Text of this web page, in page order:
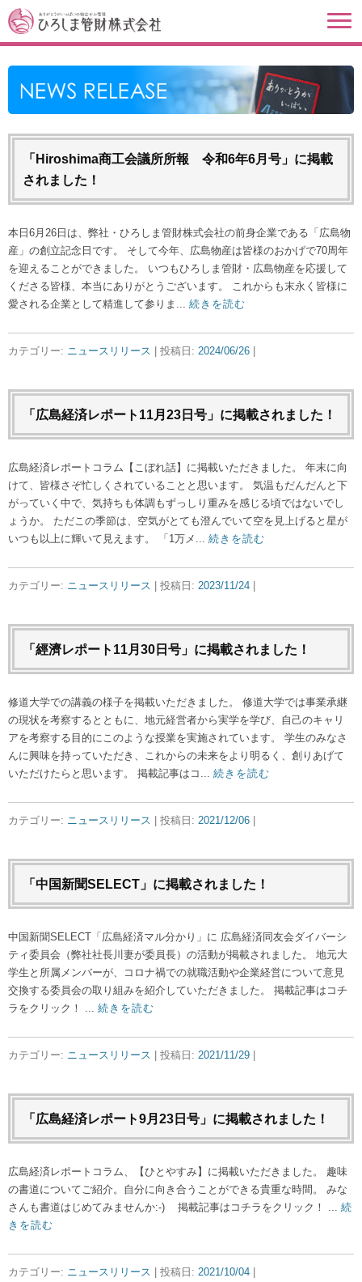
「Hiroshima商工会議所所報 令和6年6月号」に掲載
されました！
本日6月26日は、弊社・ひろしま管財株式会社の前身企業である「広島物
産」の創立記念日です。 そして今年、広島物産は皆様のおかげで70周年
を迎えることができました。 いつもひろしま管財・広島物産を応援して
くださる皆様、本当にありがとうございます。 これからも末永く皆様に
愛される企業として精進して参りま... 続きを読む
カテゴリー: ニュースリリース | 投稿日: 2024/06/26
「広島経済レポート11月23日号」に掲載されました！
広島経済レポートコラム【こぼれ話】に掲載いただきました。 年末に向
けて、皆様さぞ忙しくされていることと思います。 気温もだんだんと下
がっていく中で、気持ちも体調もずっしり重みを感じる頃ではないでし
ょうか。 ただこの季節は、空気がとても澄んでいて空を見上げると星が
いつも以上に輝いて見えます。 「1万メ... 続きを読む
カテゴリー: ニュースリリース | 投稿日: 2023/11/24
「經濟レポート11月30日号」に掲載されました！
修道大学での講義の様子を掲載いただきました。 修道大学では事業承継
の現状を考察するとともに、地元経営者から実学を学び、自己のキャリ
アを考察する目的にこのような授業を実施されています。 学生のみなさ
んに興味を持っていただき、これからの未来をより明るく、創りあげて
いただけたらと思います。 掲載記事はコ... 続きを読む
カテゴリー: ニュースリリース | 投稿日: 2021/12/06
「中国新聞SELECT」に掲載されました！
中国新聞SELECT「広島経済マル分かり」に 広島経済同友会ダイバーシ
ティ委員会（弊社社長川妻が委員長）の活動が掲載されました。 地元大
学生と所属メンバーが、コロナ禍での就職活動や企業経営について意見
交換する委員会の取り組みを紹介していただきました。 掲載記事はコチ
ラをクリック！ ... 続きを読む
カテゴリー: ニュースリリース | 投稿日: 2021/11/29
「広島経済レポート9月23日号」に掲載されました！
広島経済レポートコラム、【ひとやすみ】に掲載いただきました。 趣味
の書道についてご紹介。自分に向き合うことができる貴重な時間。 みな
さんも書道はじめてみませんか:-) 掲載記事はコチラをクリック！ ... 続
きを読む
カテゴリー: ニュースリリース | 投稿日: 2021/10/04